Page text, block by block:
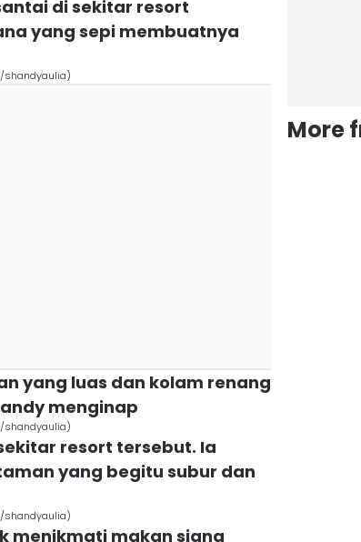
di sekitar resort
yang sepi membuatnya
shandyaulia)
yang luas dan kolam renang
menginap
shandyaulia)
resort tersebut. Ia
yang begitu subur dan
shandyaulia)
menikmati makan siang
More